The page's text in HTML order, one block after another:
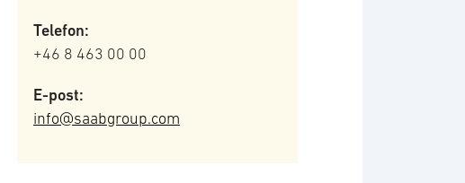
Telefon:
+46 8 463 00 00
E-post:
info@saabgroup.com